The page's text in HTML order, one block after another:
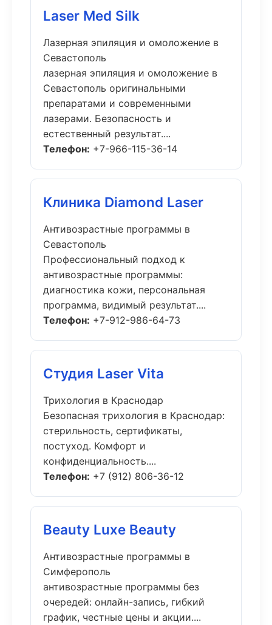
Laser Med Silk
Лазерная эпиляция и омоложение в
Севастополь
лазерная эпиляция и омоложение в
Севастополь оригинальными
препаратами и современными
лазерами. Безопасность и
естественный результат....
Телефон: +7-966-115-36-14
Клиника Diamond Laser
Антивозрастные программы в
Севастополь
Профессиональный подход к
антивозрастные программы:
диагностика кожи, персональная
программа, видимый результат....
Телефон: +7-912-986-64-73
Студия Laser Vita
Трихология в Краснодар
Безопасная трихология в Краснодар:
стерильность, сертификаты,
постуход. Комфорт и
конфиденциальность....
Телефон: +7 (912) 806-36-12
Beauty Luxe Beauty
Антивозрастные программы в
Симферополь
антивозрастные программы без
очередей: онлайн-запись, гибкий
график, честные цены и акции....